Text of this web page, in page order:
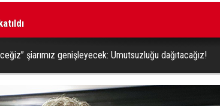
şiarımız genişleyecek: Umutsuzluğu dağıtacağız!